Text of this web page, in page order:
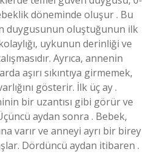
döneminde oluşur . Bu
duygusunun oluştuğunun ilk
uykunun derinliği ve
Ayrıca, annenin
aşırı sıkıntıya girmemek,
gösterir. İlk üç ay .
bir uzantısı gibi görür ve
aydan sonra . Bebek,
varır ve anneyi ayrı bir birey
Dördüncü aydan itibaren .